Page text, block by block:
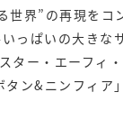
世界”の再現を
っぱいの大き
ター・エーフィ
ン&ニンフィ